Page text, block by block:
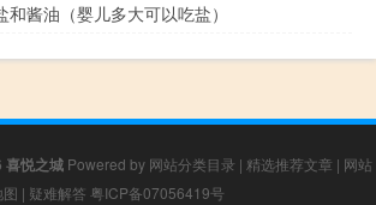
酱油（婴儿多大可以吃盐）
喜悦之城 Powered by 网站分类目录 | 精选推荐文章 | 网站
| 疑难解答 粤ICP备07056419号